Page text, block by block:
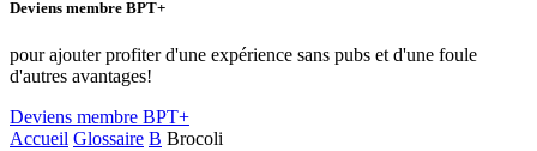
Deviens membre BPT+
pour ajouter profiter d'une expérience sans pubs et d'une foule
d'autres avantages!
Deviens membre BPT+
Accueil Glossaire B Brocoli